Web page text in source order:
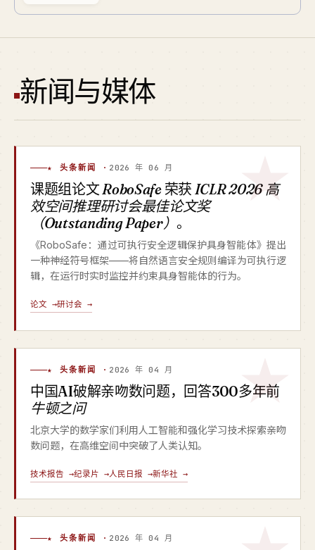
新闻与媒体
★ 头条新闻 · 2026 年 06 月
课题组论文RoboSafe荣获 ICLR 2026 高
效空间推理研讨会最佳论文奖
（Outstanding Paper） 。
《RoboSafe：通过可执行安全逻辑保护具身智能体》提出
一种神经符号框架——将自然语言安全规则编译为可执行逻
辑，在运行时实时监控并约束具身智能体的行为。
论文 →研讨会 →
★ 头条新闻 · 2026 年 04 月
中国AI破解亲吻数问题，回答300多年前
牛顿之问
北京大学的数学家们利用人工智能和强化学习技术探索亲吻
数问题，在高维空间中突破了人类认知。
技术报告 →纪录片 →人民日报 →新华社 →
★ 头条新闻 · 2026 年 04 月